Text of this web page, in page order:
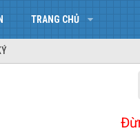
TRANG CHỦ